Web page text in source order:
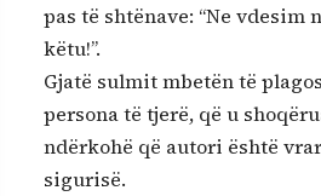
pas të shtënave: “Ne vdesim
këtu!”.
Gjatë sulmit mbetën të
persona të tjerë, që u
ndërkohë që autori është
sigurisë.